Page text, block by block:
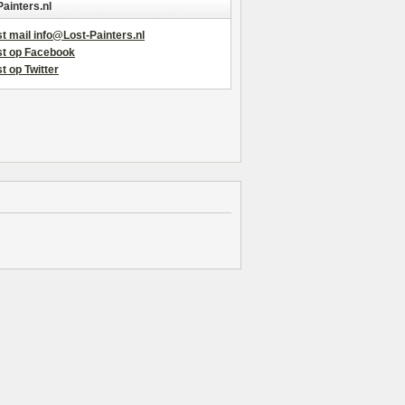
mail info@Lost-Painters.nl
op Facebook
op Twitter